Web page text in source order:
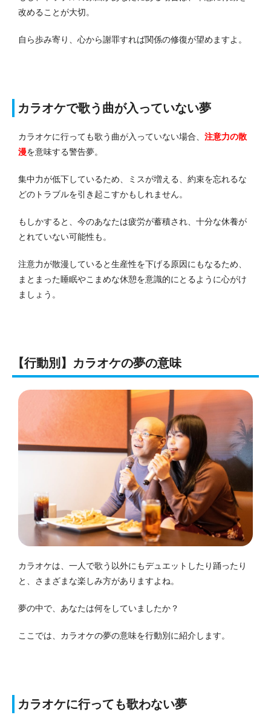
改めることが大切。
自ら歩み寄り、心から謝罪すれば関係の修復が望めますよ。
カラオケで歌う曲が入っていない夢
カラオケに行っても歌う曲が入っていない場合、 注意力の散
漫を意味する警告夢。
集中力が低下しているため、ミスが増える、約束を忘れるな
どのトラブルを引き起こすかもしれません。
もしかすると、今のあなたは疲労が蓄積され、十分な休養が
とれていない可能性も。
注意力が散漫していると生産性を下げる原因にもなるため、
まとまった睡眠やこまめな休憩を意識的にとるように心がけ
ましょう。
【行動別】カラオケの夢の意味
カラオケは、一人で歌う以外にもデュエットしたり踊ったり
と、さまざまな楽しみ方がありますよね。
夢の中で、あなたは何をしていましたか？
ここでは、カラオケの夢の意味を行動別に紹介します。
カラオケに行っても歌わない夢